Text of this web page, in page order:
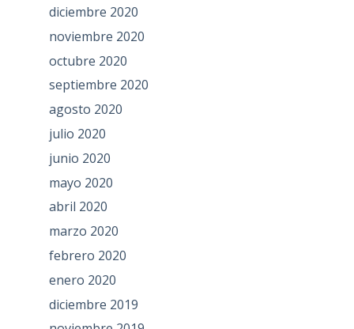
diciembre 2020
noviembre 2020
octubre 2020
septiembre 2020
agosto 2020
julio 2020
junio 2020
mayo 2020
abril 2020
marzo 2020
febrero 2020
enero 2020
diciembre 2019